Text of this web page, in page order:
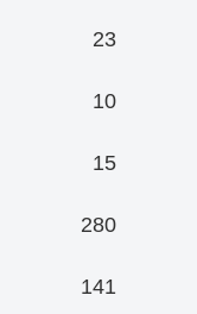
23
10
15
280
141